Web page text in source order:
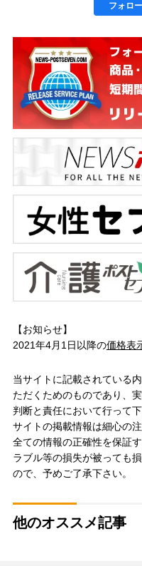
フォロー
【お知らせ】
2021年4月1日以降の価格表
当サイトに記載されている
ただくためのものであり、
判断と責任において行って
サイトの掲載情報は細心の
全ての情報の正確性を保証
ラブル等の損失が被っても
ので、予めご了承下さい。
他のオススメ記事